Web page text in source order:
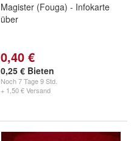
Magister (Fouga) - Infokarte
über
0,40 €
0,25 € Bieten
Noch7 Tage 9 Std.
+ 1,50 € Versand